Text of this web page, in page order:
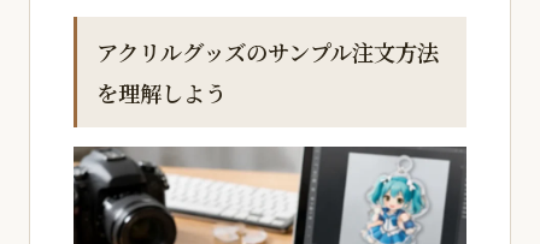
アクリルグッズのサンプル注文方法
を理解しよう